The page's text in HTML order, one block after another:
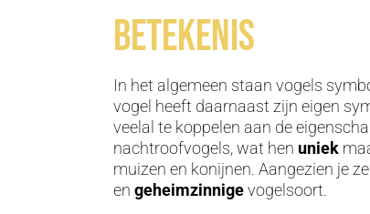
Betekenis
In het algemeen staan vogels
vogel heeft daarnaast zijn eigen
veelal te koppelen aan de
nachtroofvogels, wat hen uniek
muizen en konijnen. Aangezien je
engeheimzinnigevogelsoort.